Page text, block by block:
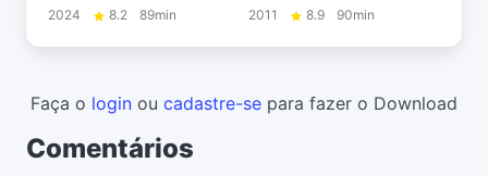
2024
8.2 89min
2011
8.9 90min
Faça o login ou cadastre-se para fazer o Download
Comentários